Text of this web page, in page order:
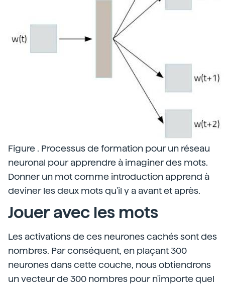
Figure . Processus de formation pour un réseau
neuronal pour apprendre à imaginer des mots.
Donner un mot comme introduction apprend à
deviner les deux mots qu'il y a avant et après.
Jouer avec les mots
Les activations de ces neurones cachés sont des
nombres. Par conséquent, en plaçant 300
neurones dans cette couche, nous obtiendrons
un vecteur de 300 nombres pour n'importe quel